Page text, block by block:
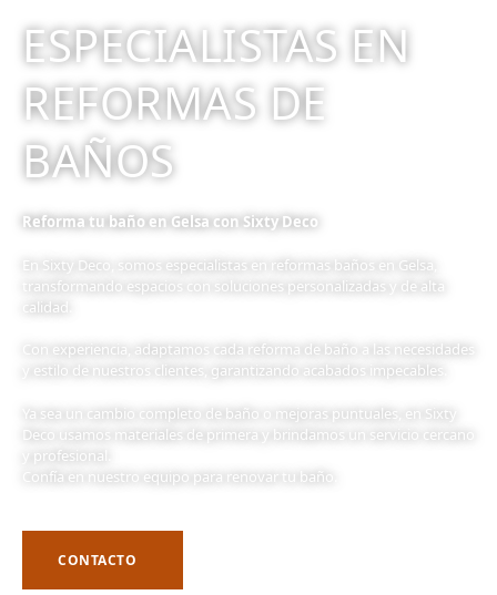
ESPECIALISTAS EN
REFORMAS DE
BAÑOS
Reforma tu baño en Gelsa con Sixty Deco
En Sixty Deco, somos especialistas en reformas baños en Gelsa,
transformando espacios con soluciones personalizadas y de alta
calidad.
Con experiencia, adaptamos cada reforma de baño a las necesidades
y estilo de nuestros clientes, garantizando acabados impecables.
Ya sea un cambio completo de baño o mejoras puntuales, en Sixty
Deco usamos materiales de primera y brindamos un servicio cercano
y profesional.
Confía en nuestro equipo para renovar tu baño.
CONTACTO